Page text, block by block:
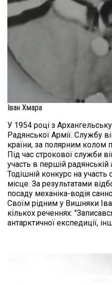
Іван Хмара
У 1954 році з
Радянської Армії. Службу
країни, за полярним колом
Під час строкової служби
участь в першій радянській
Тодішній конкурс на участь
місце. За результатами
посаду механіка-водія
Своїм рідним у Вишняки
кількох реченнях:
антарктичної експедиції,